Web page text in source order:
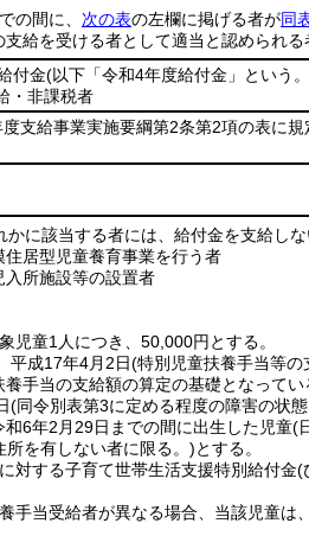
の間に、 次の表の左欄に掲げる者が同
給を受ける者として適当と認められる
付金(以下「令和4年度給付金」という
・非課税者
支給事業実施要綱第2条第2項の表に
に該当する者には、給付金を支給しな
居型児童養育事業を行う者
入所施設等の設置者
児童1人につき、50,000円とする。
平成17年4月2日(特別児童扶養手当等
手当の支給額の算定の基礎となって
(同令別表第3に定める程度の障害の状
和6年2月29日までの間に出生した児童(
を有しない者に限る。)とする。
対する子育て世帯生活支援特別給付金(
手当受給者が異なる場合、当該児童